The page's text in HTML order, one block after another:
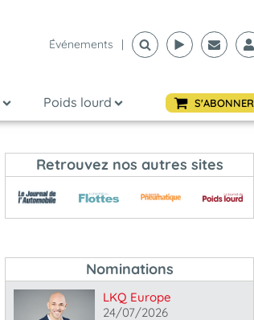
Événements |
Poids lourd S'ABONNER
Retrouvez nos autres sites
Nominations
LKQ Europe
24/07/2026